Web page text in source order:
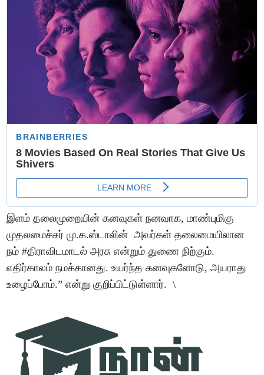
இளம் தலைமுறையின் கனவுகள் நனவாக, மாண்புமிகு
முதலமைச்சர் மு.க.ஸ்டாலின் அவர்கள் தலைமையிலான
நம் #திராவிடமாடல் அரசு என்றும் துணை நிற்கும்.
எதிர்காலம் நமக்கானது. உயர்ந்த கனவுகளோடு, அயராது
உழைப்போம்.” என்று குறிப்பிட்டுள்ளார். \